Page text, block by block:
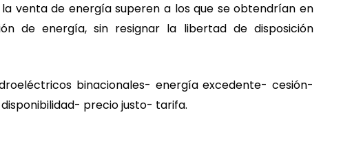
venta de energía superen a los que se obtendrían en
de energía, sin resignar la libertad de disposición
binacionales- energía excedente- cesión-
precio justo- tarifa.